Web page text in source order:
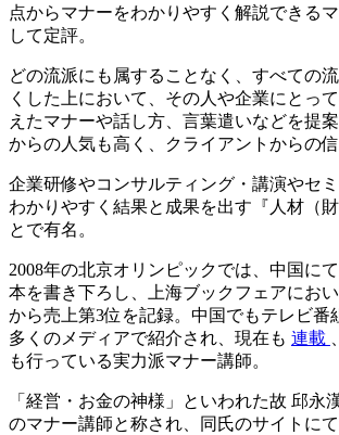
点からマナーをわかりやすく解説できる
して定評。
どの流派にも属することなく、すべての
くした上において、その人や企業にとっ
えたマナーや話し方、言葉遣いなどを提
からの人気も高く、クライアントからの信
企業研修やコンサルティング・講演やセ
わかりやすく結果と成果を出す『人材（
とで有名。
2008年の北京オリンピックでは、中国に
本を書き下ろし、上海ブックフェアにお
から売上第3位を記録。中国でもテレビ番
多くのメディアで紹介され、現在も 連載
も行っている実力派マナー講師。
「経営・お金の神様」といわれた故 邱永
のマナー講師と称され、同氏のサイトに